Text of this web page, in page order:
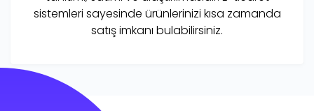
sistemleri sayesinde ürünlerinizi kısa zamanda
satış imkanı bulabilirsiniz.